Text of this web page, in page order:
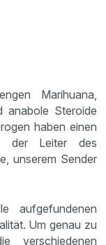
Marihuana,
anabole Steroide
haben einen
der Leiter des
unserem Sender
aufgefundenen
Um genau zu
verschiedenen